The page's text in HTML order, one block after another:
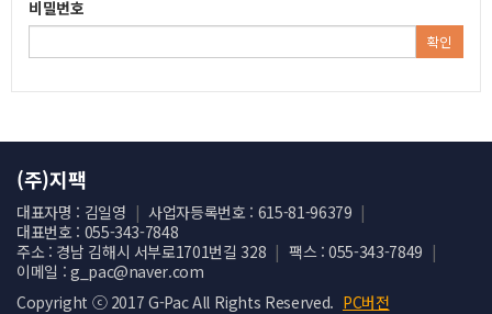
비밀번호
확인
(주)지팩
대표자명 : 김일영 | 사업자등록번호 : 615-81-96379 |
대표번호 : 055-343-7848
주소 : 경남 김해시 서부로1701번길 328 | 팩스 : 055-343-7849 |
이메일 : g_pac@naver.com
Copyright ⓒ 2017 G-Pac All Rights Reserved. PC버전